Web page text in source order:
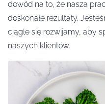
dowód na to, że nasza
doskonałe rezultaty.
ciągle się rozwijamy, aby
naszych klientów.